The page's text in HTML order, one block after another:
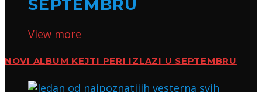
SEPTEMBRU
View more
NOVI ALBUM KEJTI PERI IZLAZI U SEPTEMBRU